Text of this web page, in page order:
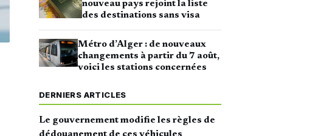
nouveau pays rejoint la liste
des destinations sans visa
Métro d’Alger : de nouveaux
changements à partir du 7 août,
voici les stations concernées
DERNIERS ARTICLES
Le gouvernement modifie les règles de